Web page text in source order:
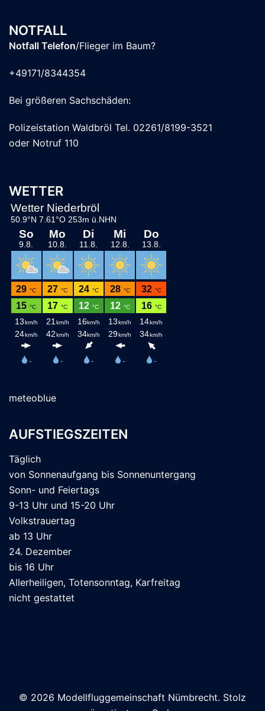
NOTFALL
Notfall Telefon/Flieger im Baum?
+49171/8344354
Bei größeren Sachschäden:
Polizeistation Waldbröl Tel. 02261/8199-3521
oder Notruf 110
WETTER
meteoblue
AUFSTIEGSZEITEN
Täglich
von Sonnenaufgang bis Sonnenuntergang
Sonn- und Feiertags
9-13 Uhr und 15-20 Uhr
Volkstrauertag
ab 13 Uhr
24. Dezember
bis 16 Uhr
Allerheiligen, Totensonntag, Karfreitag
nicht gestattet
© 2026 Modellfluggemeinschaft Nümbrecht. Stolz